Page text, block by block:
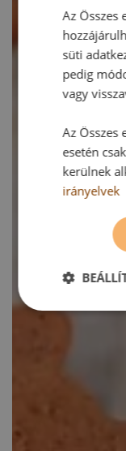
Az Összes
süti
pedig
vagy
Az Összes
esetén
kerülnek
irányelvek